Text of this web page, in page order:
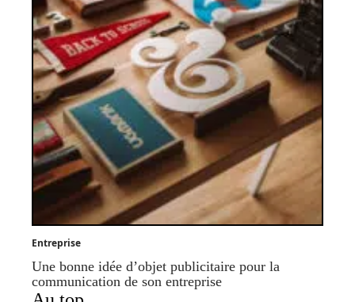
Entreprise
Une bonne idée d’objet publicitaire pour la
communication de son entreprise